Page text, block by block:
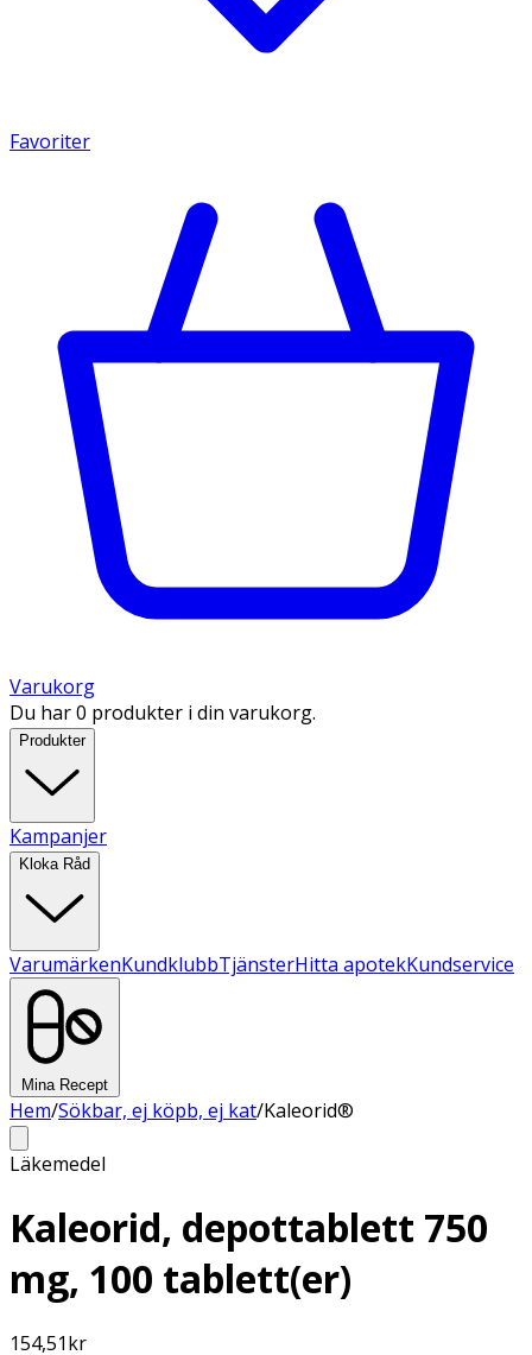
Favoriter
Varukorg
Du har 0 produkter i din varukorg.
Produkter
Kampanjer
Kloka Råd
VarumärkenKundklubbTjänsterHitta apotekKundservice
Mina Recept
Hem/Sökbar, ej köpb, ej kat/Kaleorid®
Läkemedel
Kaleorid, depottablett 750
mg, 100 tablett(er)
154,51kr